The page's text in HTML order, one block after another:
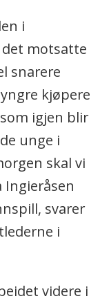
i
det motsatte
snarere
kjøpere
igjen blir
unge i
skal vi
Ingieråsen
svarer
i
videre i